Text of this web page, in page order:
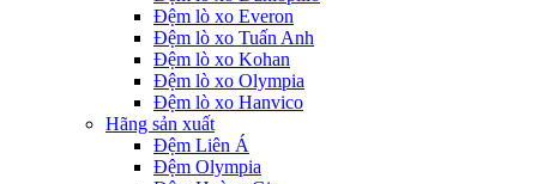
Đệm lò xo Everon
Đệm lò xo Tuấn Anh
Đệm lò xo Kohan
Đệm lò xo Olympia
Đệm lò xo Hanvico
Hãng sản xuất
Đệm Liên Á
Đệm Olympia